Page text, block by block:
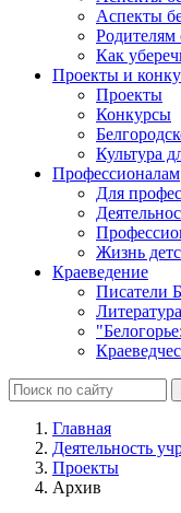
Аспекты
Родителям
Как
Проекты и
Проекты
Конкурсы
Культура
Профессионалам
Для
Жизнь
Краеведение
Писатели
Главная
Деятельность
Проекты
Архив